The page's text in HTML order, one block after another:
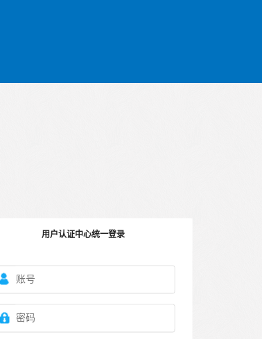
用户认证中心统一登录